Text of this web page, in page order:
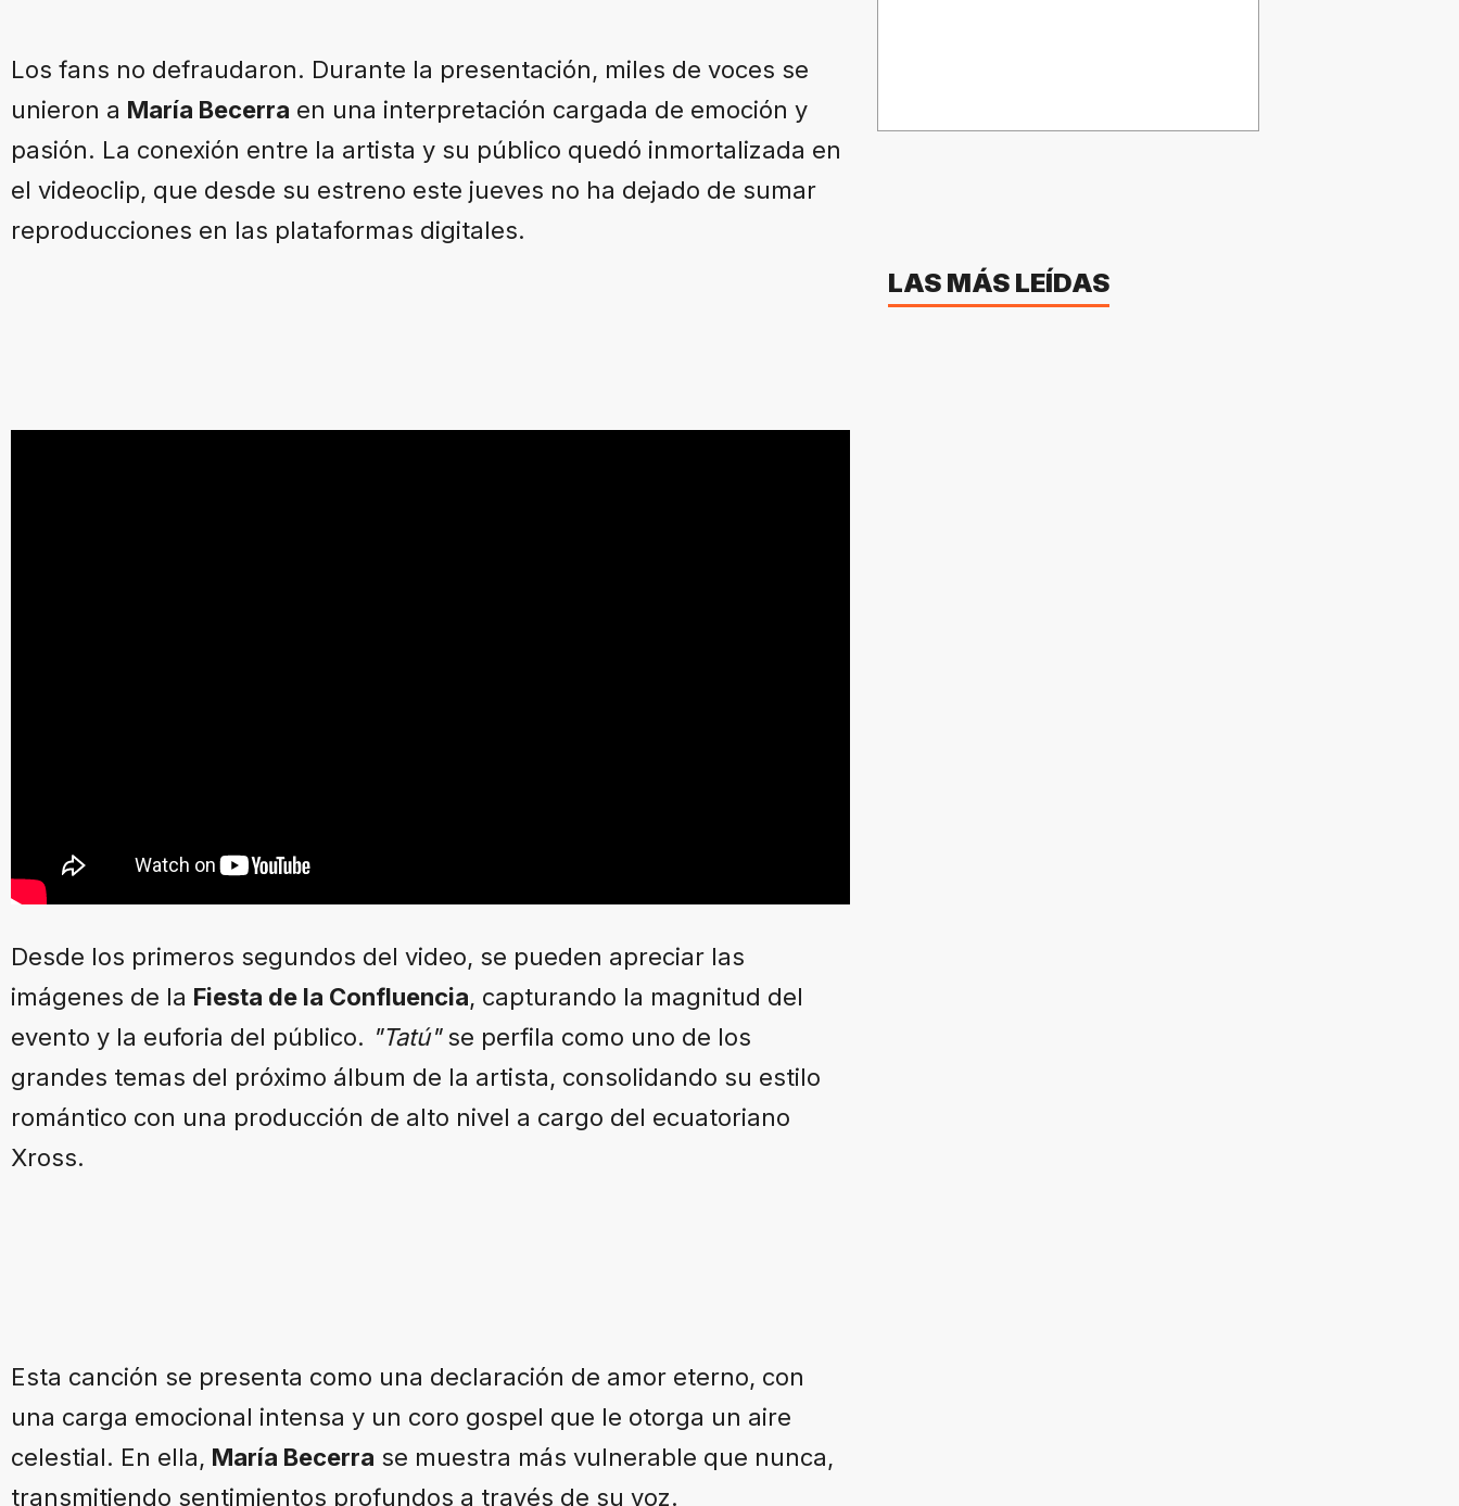
Los fans no defraudaron. Durante la presentación, miles de voces se
unieron a María Becerra en una interpretación cargada de emoción y
pasión. La conexión entre la artista y su público quedó inmortalizada en
el videoclip, que desde su estreno este jueves no ha dejado de sumar
reproducciones en las plataformas digitales.
Desde los primeros segundos del video, se pueden apreciar las
imágenes de la Fiesta de la Confluencia, capturando la magnitud del
evento y la euforia del público. "Tatú"se perfila como uno de los
grandes temas del próximo álbum de la artista, consolidando su estilo
romántico con una producción de alto nivel a cargo del ecuatoriano
Xross.
Esta canción se presenta como una declaración de amor eterno, con
una carga emocional intensa y un coro gospel que le otorga un aire
celestial. En ella, María Becerra se muestra más vulnerable que nunca,
transmitiendo sentimientos profundos a través de su voz.
LAS MÁS LEÍDAS